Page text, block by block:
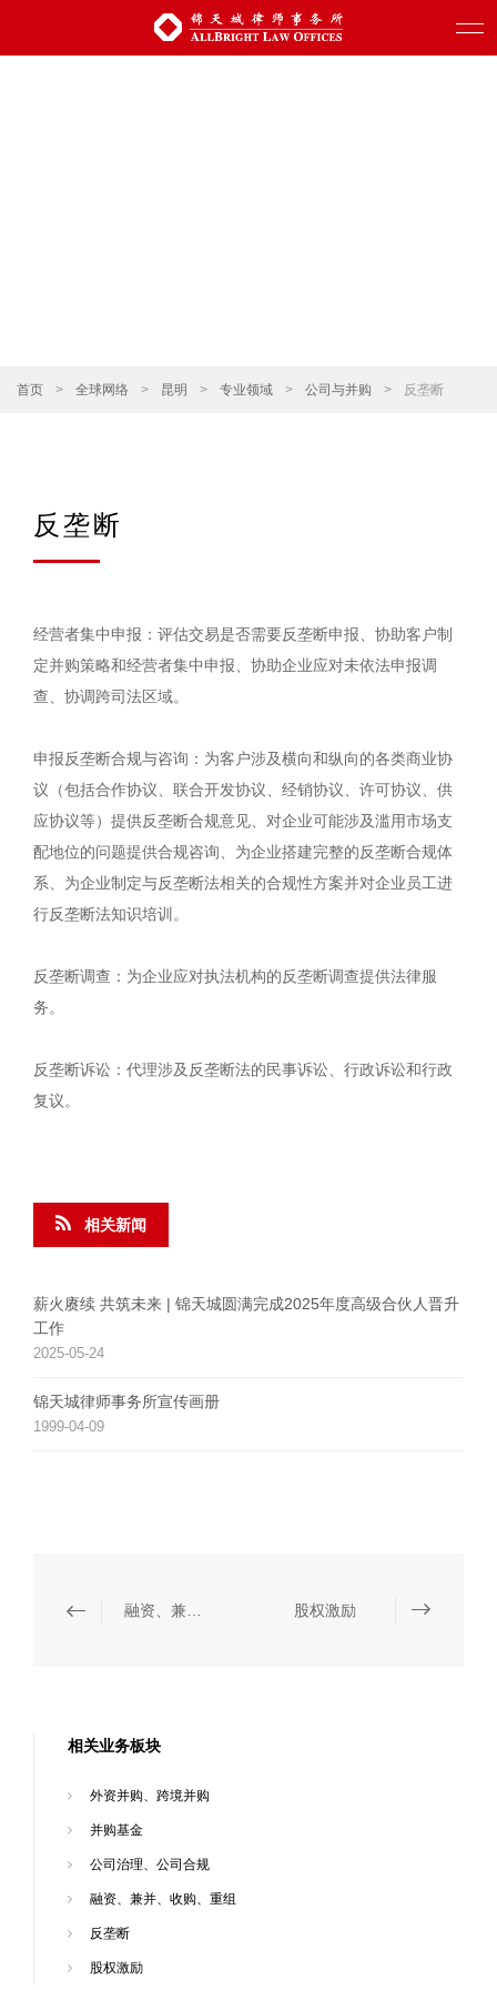
首页 > 全球网络 > 昆明 > 专业领域 > 公司与并购 > 反垄断
反垄断
经营者集中申报：评估交易是否需要反垄断申报、协助客户制
定并购策略和经营者集中申报、协助企业应对未依法申报调
查、协调跨司法区域。
申报反垄断合规与咨询：为客户涉及横向和纵向的各类商业协
议（包括合作协议、联合开发协议、经销协议、许可协议、供
应协议等）提供反垄断合规意见、对企业可能涉及滥用市场支
配地位的问题提供合规咨询、为企业搭建完整的反垄断合规体
系、为企业制定与反垄断法相关的合规性方案并对企业员工进
行反垄断法知识培训。
反垄断调查：为企业应对执法机构的反垄断调查提供法律服
务。
反垄断诉讼：代理涉及反垄断法的民事诉讼、行政诉讼和行政
复议。
相关新闻
薪火赓续 共筑未来 | 锦天城圆满完成2025年度高级合伙人晋升
工作
2025-05-24
锦天城律师事务所宣传画册
1999-04-09
股权激励
相关业务板块
外资并购、跨境并购
并购基金
公司治理、公司合规
融资、兼并、收购、重组
反垄断
股权激励